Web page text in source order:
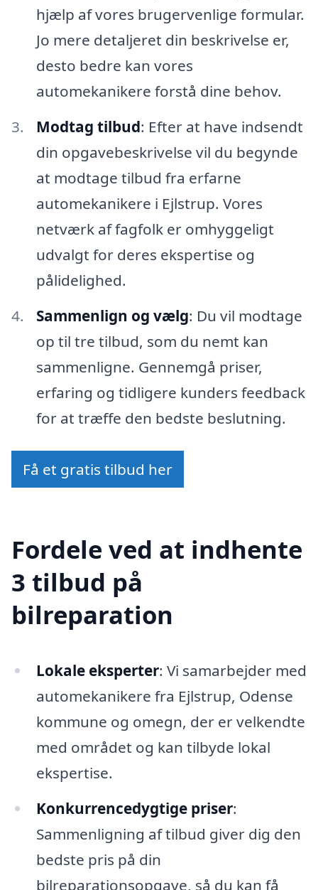
hjælp af vores brugervenlige formular.
Jo mere detaljeret din beskrivelse er,
desto bedre kan vores
automekanikere forstå dine behov.
Modtag tilbud: Efter at have indsendt
din opgavebeskrivelse vil du begynde
at modtage tilbud fra erfarne
automekanikere i Ejlstrup. Vores
netværk af fagfolk er omhyggeligt
udvalgt for deres ekspertise og
pålidelighed.
Sammenlign og vælg: Du vil modtage
op til tre tilbud, som du nemt kan
sammenligne. Gennemgå priser,
erfaring og tidligere kunders feedback
for at træffe den bedste beslutning.
Få et gratis tilbud her
Fordele ved at indhente
3 tilbud på
bilreparation
Lokale eksperter: Vi samarbejder med
automekanikere fra Ejlstrup, Odense
kommune og omegn, der er velkendte
med området og kan tilbyde lokal
ekspertise.
Konkurrencedygtige priser:
Sammenligning af tilbud giver dig den
bedste pris på din
bilreparationsopgave, så du kan få